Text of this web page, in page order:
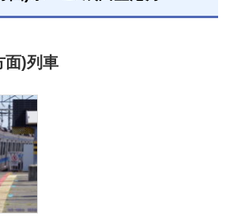
面)列車